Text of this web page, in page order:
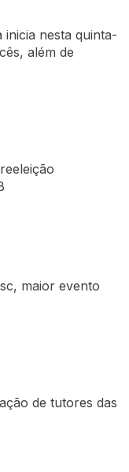
nesta quinta-
além de
maior evento
de tutores das